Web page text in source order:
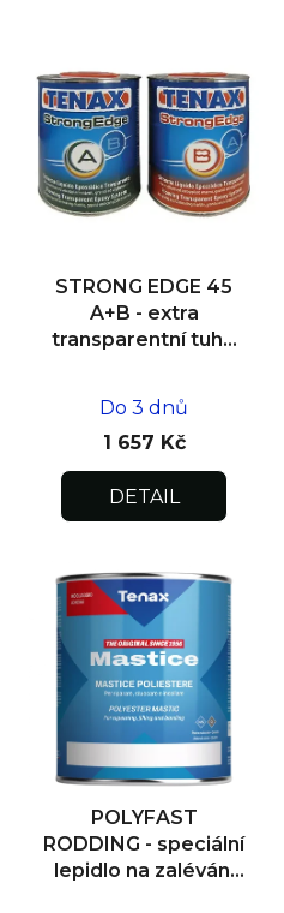
STRONG EDGE 45
A+B - extra
transparentní tuhé
Do 3 dnů
1 657 Kč
DETAIL
POLYFAST
RODDING - speciální
lepidlo na zalévání